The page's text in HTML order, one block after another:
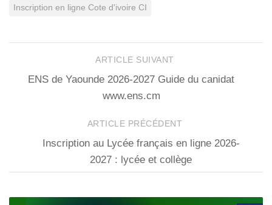
Inscription en ligne Cote d'ivoire CI
ARTICLE SUIVANT
ENS de Yaounde 2026-2027 Guide du canidat
www.ens.cm
ARTICLE PRÉCÉDENT
Inscription au Lycée français en ligne 2026-
2027 : lycée et collège